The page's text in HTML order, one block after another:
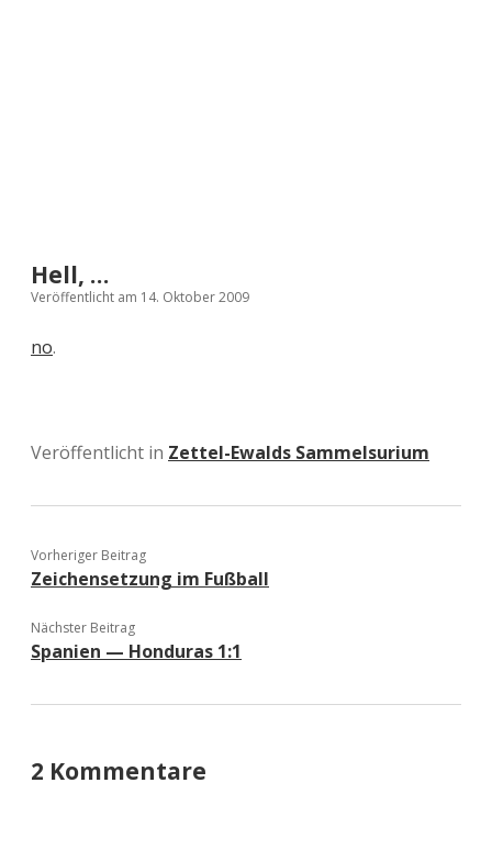
Hell, …
Veröffentlicht am 14. Oktober 2009
no.
Veröffentlicht in Zettel-Ewalds Sammelsurium
Vorheriger Beitrag
Zeichensetzung im Fußball
Nächster Beitrag
Spanien — Honduras 1:1
2 Kommentare